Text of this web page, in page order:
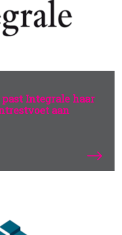
past Integrale haar
aan